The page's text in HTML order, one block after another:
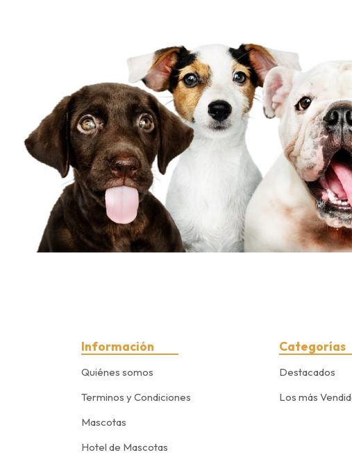
Información
Quiénes somos
Terminos y Condiciones
Mascotas
Hotel de Mascotas
Categorías
Destacados
Los más